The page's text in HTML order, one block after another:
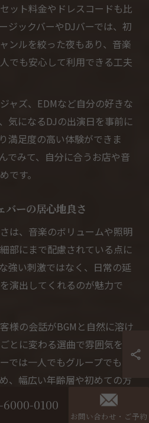
ット料金やドレスコードも比
ジックバーやDJバーでは、初
ンルを絞った夜もあり、音楽
でも安心して利用できる工夫
ャズ、EDMなど自分の好きな
気になるDJの出演日を事前に
満足度の高い体験ができま
でみて、自分に合うお店や音
です。
バーの居心地良さ
は、音楽のボリュームや照明
部にまで配慮されている点に
強い刺激ではなく、日常の延
演出してくれるのが魅力で
様の会話がBGMと自然に溶け
とに変わる選曲で雰囲気を調
では一人でもグループでも自
、幅広い年齢層や初めての方
6000-0100
お問い合わせ・ご予約